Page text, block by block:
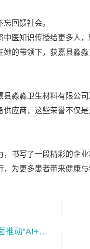
回馈社会。
医知识传授给更多人
的带领下，获嘉县淼
淼淼卫生材料有限公
应商，这些荣誉不仅
书写了一段精彩的企
为更多患者带来健康
新总部、新合作！Intalight赛炜全面推动“AI+光学”高端仪器核心技术攻关